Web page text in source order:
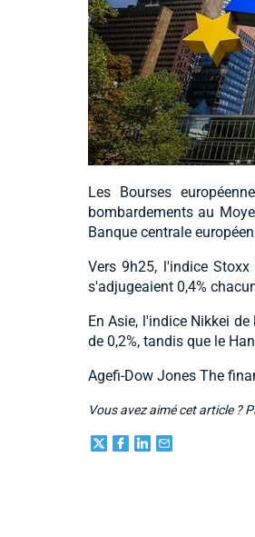
Les Bourses
bombardements au
Banque centrale
Vers 9h25, l'indice
s'adjugeaient 0,4%
En Asie, l'indice Nikkei
de 0,2%, tandis que le
Agefi-Dow Jones The
Vous avez aimé cet article ?